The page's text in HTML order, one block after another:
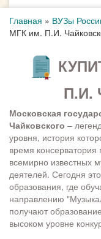
Главная » ВУЗы
МГК им. П.И.
П.И.
Московская
Чайковского –
уровня, история
время консерватория
всемирно известных
деятелей. Сегодня
образования, где
направлению
получают
высоком уровне